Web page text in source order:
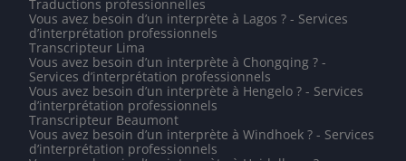
Traductions professionnelles
Vous avez besoin d’un interprète à Lagos ? - Services
d’interprétation professionnels
Transcripteur Lima
Vous avez besoin d’un interprète à Chongqing ? -
Services d’interprétation professionnels
Vous avez besoin d’un interprète à Hengelo ? - Services
d’interprétation professionnels
Transcripteur Beaumont
Vous avez besoin d’un interprète à Windhoek ? - Services
d’interprétation professionnels